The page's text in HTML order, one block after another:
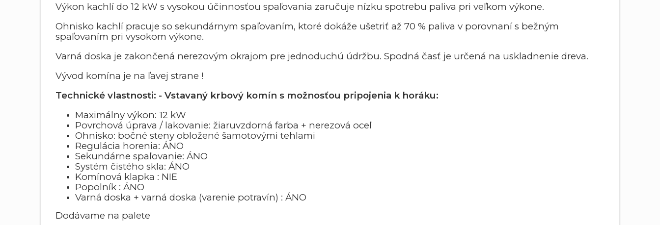
Výkon kachlí do 12 kW s vysokou účinnosťou spaľovania zaručuje nízku spotrebu paliva pri veľkom výkone.
Ohnisko kachlí pracuje so sekundárnym spaľovaním, ktoré dokáže ušetriť až 70 % paliva v porovnaní s bežným
spaľovaním pri vysokom výkone.
Varná doska je zakončená nerezovým okrajom pre jednoduchú údržbu. Spodná časť je určená na uskladnenie dreva.
Vývod komína je na ľavej strane !
Technické vlastnosti: - Vstavaný krbový komín s možnosťou pripojenia k horáku:
Maximálny výkon: 12 kW
Povrchová úprava / lakovanie: žiaruvzdorná farba + nerezová oceľ
Ohnisko: bočné steny obložené šamotovými tehlami
Regulácia horenia: ÁNO
Sekundárne spaľovanie: ÁNO
Systém čistého skla: ÁNO
Komínová klapka : NIE
Popolník : ÁNO
Varná doska + varná doska (varenie potravín) : ÁNO
Dodávame na palete